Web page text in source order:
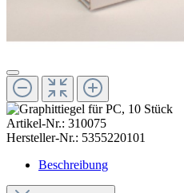
Artikel-Nr.: 310075
Hersteller-Nr.: 5355220101
Beschreibung